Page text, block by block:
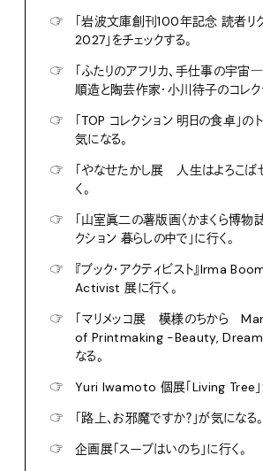
☞
「岩波文庫創刊100年記念 読者リ
2027」をチェックする。
☞
「ふたりのアフリカ、手仕事の宇宙
順造と陶芸作家・小川待子のコレク
☞
「TOP コレクション 明日の食卓」の
気になる。
☞
「やなせたかし展 人生はよろこば
く。
☞
「山室眞二の薯版画〈かまくら博物
クション 暮らしの中で」に行く。
☞
『ブック・アクティビスト』Irma
Activist 展に行く。
☞
「マリメッコ展 模様のちから
of Printmaking -Beauty, Dream,
なる。
☞
Yuri Iwamoto 個展「Living Tree」
☞
「路上、お邪魔ですか？」が気になる。
☞
企画展「スープはいのち」に行く。